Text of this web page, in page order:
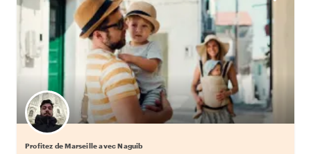
Profitez de Marseille avec Naguib